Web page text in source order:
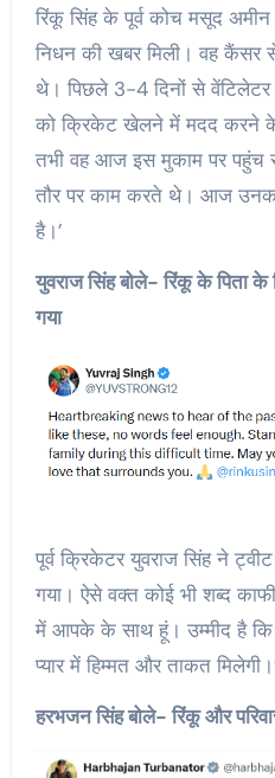
रिंकू सिंह के पूर्व कोच मसूद
निधन की खबर मिली। वह कैंसर
थे। पिछले 3-4 दिनों से
को क्रिकेट खेलने में मदद करने
तभी वह आज इस मुकाम पर
तौर पर काम करते थे। आज
है।’
युवराज सिंह बोले- रिंकू के पिता
गया
पूर्व क्रिकेटर युवराज सिंह ने
गया। ऐसे वक्त कोई भी शब्द
में आपके के साथ हूं। उम्मीद है
प्यार में हिम्मत और ताकत
हरभजन सिंह बोले- रिंकू और